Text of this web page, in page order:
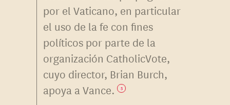
por el Vaticano, en particular
el uso de la fe con fines
políticos por parte de la
organización CatholicVote,
cuyo director, Brian Burch,
apoya a Vance. 5